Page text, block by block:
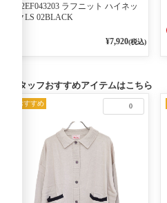
02EF043203 ラフニット ハイネッ
クLS 02BLACK
¥7,920(税込)
スタッフおすすめアイテムはこちら
0
おすすめ